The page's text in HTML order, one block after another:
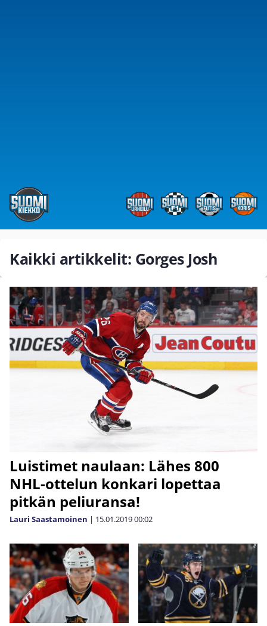
Kaikki artikkelit: Gorges Josh
Luistimet naulaan: Lähes 800
NHL-ottelun konkari lopettaa
pitkän peliuransa!
Lauri Saastamoinen | 15.01.201900:02